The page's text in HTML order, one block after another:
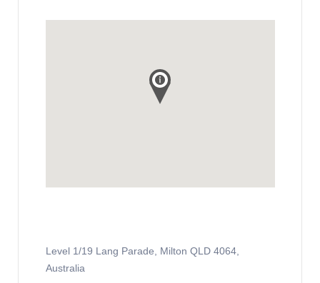
Level 1/19 Lang Parade, Milton QLD 4064,
Australia